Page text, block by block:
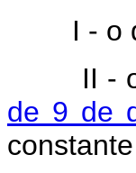
I - o
II - o
de 9 de